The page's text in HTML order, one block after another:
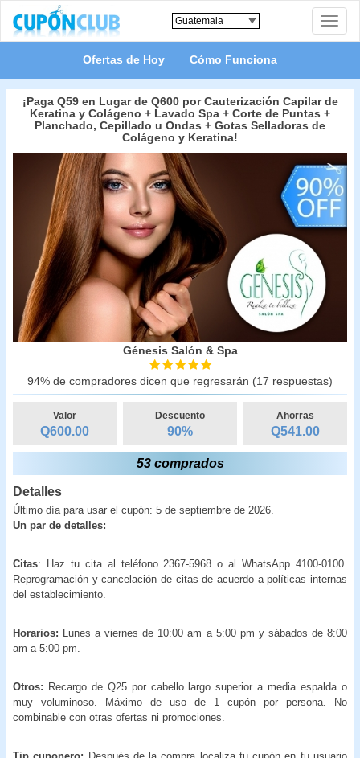
Toggle
Ofertas de Hoy Cómo Funciona
¡Paga Q59 en Lugar de Q600 por Cauterización Capilar de
Keratina y Colágeno + Lavado Spa + Corte de Puntas +
Planchado, Cepillado u Ondas + Gotas Selladoras de
Colágeno y Keratina!
Génesis Salón & Spa
94% de compradores dicen que regresarán (17 respuestas)
Valor
Q600.00
Descuento
90%
Ahorras
Q541.00
53 comprados
Detalles
Último día para usar el cupón: 5 de septiembre de 2026.
Un par de detalles:
Citas: Haz tu cita al teléfono 2367-5968 o al WhatsApp 4100-0100.
Reprogramación y cancelación de citas de acuerdo a políticas internas
del establecimiento.
Horarios: Lunes a viernes de 10:00 am a 5:00 pm y sábados de 8:00
am a 5:00 pm.
Otros: Recargo de Q25 por cabello largo superior a media espalda o
muy voluminoso. Máximo de uso de 1 cupón por persona. No
combinable con otras ofertas ni promociones.